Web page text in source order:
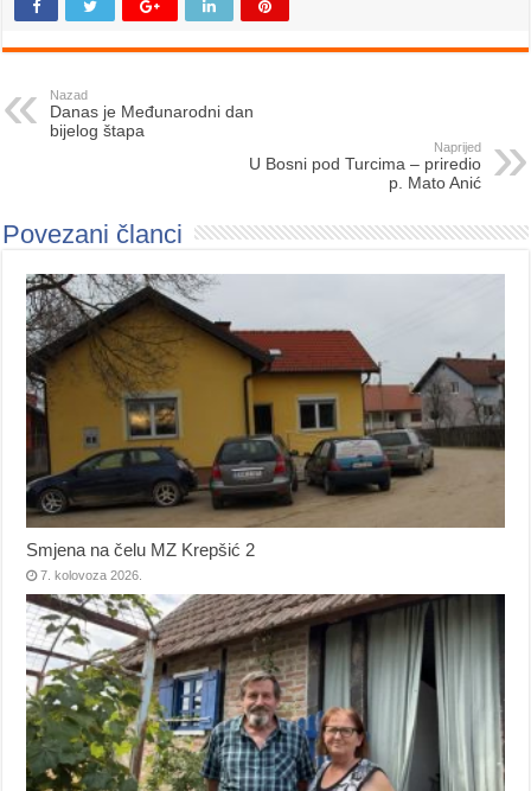
Nazad
Danas je Međunarodni dan
bijelog štapa
Naprijed
U Bosni pod Turcima – priredio
p. Mato Anić
Povezani članci
Smjena na čelu MZ Krepšić 2
7. kolovoza 2026.